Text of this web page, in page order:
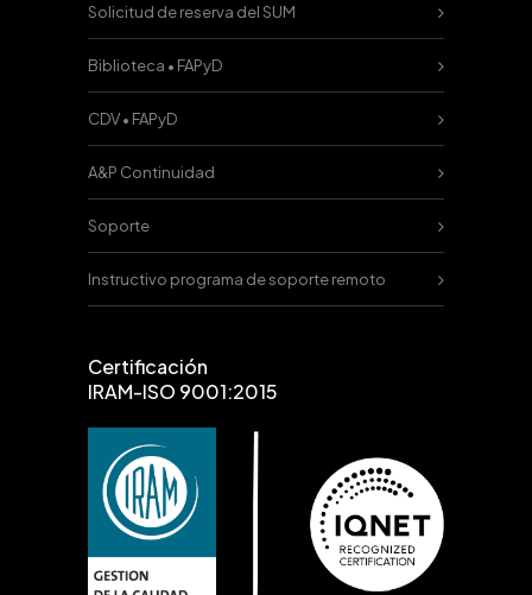
Solicitud de reserva del SUM
Biblioteca • FAPyD
CDV • FAPyD
A&P Continuidad
Soporte
Instructivo programa de soporte remoto
Certificación
IRAM-ISO 9001:2015